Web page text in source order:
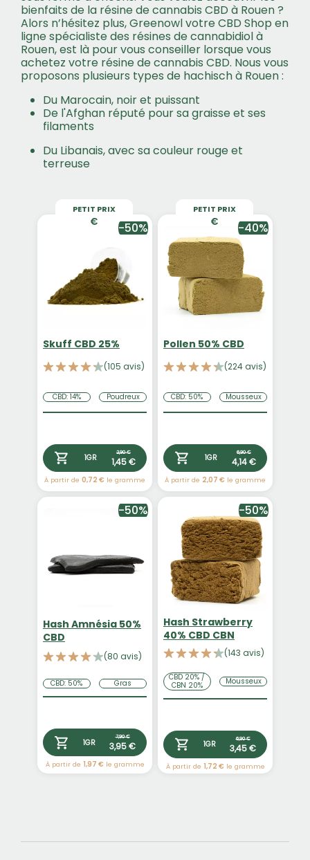
bienfaits de la résine de cannabis CBD à Rouen ?
Alors n’hésitez plus, Greenowl votre CBD Shop en
ligne spécialiste des résines de cannabidiol à
Rouen, est là pour vous conseiller lorsque vous
achetez votre résine de cannabis CBD. Nous vous
proposons plusieurs types de hachisch à Rouen :
Du Marocain, noir et puissant
De l'Afghan réputé pour sa graisse et ses
filaments
Du Libanais, avec sa couleur rouge et
terreuse
PETIT PRIX
-50%
Skuff CBD 25%
(105 avis)
CBD: 14% Poudreux
1GR
2,90 €
1,45 €
À partir de 0,72 € le gramme
PETIT PRIX
-40%
Pollen 50% CBD
(224 avis)
CBD: 50% Mousseux
1GR
6,90 €
4,14 €
À partir de 2,07 € le gramme
-50%
Hash Amnésia 50%
CBD
(80 avis)
CBD: 50% Gras
1GR
7,90 €
3,95 €
À partir de 1,97 € le gramme
-50%
Hash Strawberry
40% CBD CBN
(143 avis)
CBD 20% /
CBN 20%
Mousseux
1GR
6,90 €
3,45 €
À partir de 1,72 € le gramme